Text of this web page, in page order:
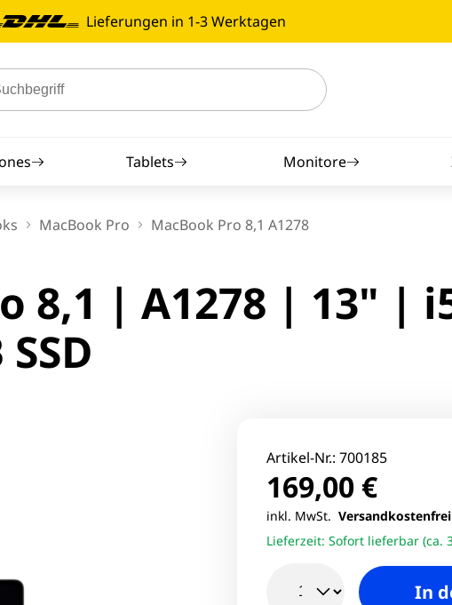
Lieferungen in 1-3 Werktagen
Zubehör
Tablets
Android Tablets
Monitore
Dell Monitore
Viewsonic Monitore
27 Zoll Monitore
Samsung Monitore
MacBook Pro MacBook Pro 8,1 A1278
8,1 | A1278 | 13" |
Artikel-Nr.: 700185
169,00 €
inkl. MwSt. Versandkostenfrei
Lieferzeit: Sofort lieferbar (ca.
In